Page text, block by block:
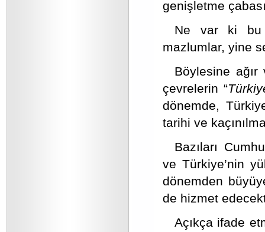
genişletme
Ne var ki bu
mazlumlar, yine
Böylesine
çevrelerin “
dönemde,
tarihi ve
Bazıları
ve Türkiye’nin
dönemden
de hizmet
Açıkça ifade